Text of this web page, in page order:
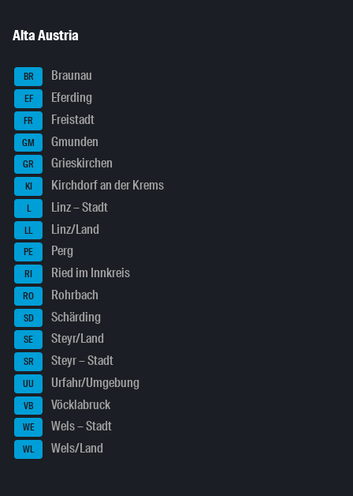
Alta Austria
BR Braunau
EF Eferding
FR Freistadt
GM Gmunden
GR Grieskirchen
KI Kirchdorf an der Krems
L Linz – Stadt
LL Linz/Land
PE Perg
RI Ried im Innkreis
RO Rohrbach
SD Schärding
SE Steyr/Land
SR Steyr – Stadt
UU Urfahr/Umgebung
VB Vöcklabruck
WE Wels – Stadt
WL Wels/Land